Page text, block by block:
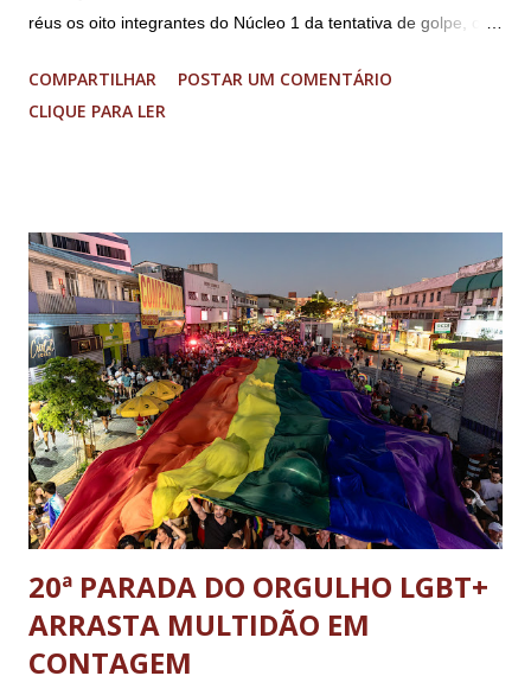
réus os oito integrantes do Núcleo 1 da tentativa de golpe, ou
(PGR): o deputado federal Alexandre Ramagem, ex-diretor da
Agência Brasileira de Inteligência (Abin); o almirante Almir
Segurança Institucional (GSI); o tenente-coronel Mauro Cid,
ex-ajudante de ordens de Bolsonaro (réu-colaborador); o ex-
presidente da República Jair Bolsonaro; o general Paulo
Sérgio Nogueira, ex-ministro da Defesa; e o general da
reserva Walter Braga Netto, ex-ministro da Casa Civil e da
Defesa. A acusação envolveu os crimes de tentativa de
abolição violenta do Estado Democrático de Direito, golpe de
E...
COMPARTILHAR
POSTAR UM COMENTÁRIO
CLIQUE PARA LER
20ª PARADA DO ORGULHO LGBT+
ARRASTA MULTIDÃO EM
CONTAGEM